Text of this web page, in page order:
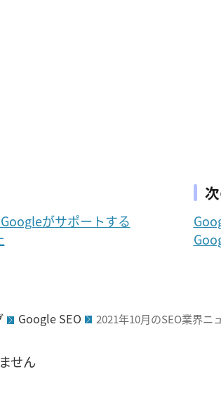
がサポートする
Google SEO
2021年10月のSEO業界ニ
せん